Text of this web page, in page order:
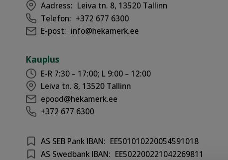
Aadress: Leiva tn. 8, 13520 Tallinn
Telefon: +372 677 6300
E-post: info@hekamerk.ee
Kauplus
E-R 7:30 – 17:00; L 9:00 – 12:00
Leiva tn. 8, 13520 Tallinn
epood@hekamerk.ee
+372 677 6300
AS SEB Pank IBAN: EE501010220054591018
AS Swedbank IBAN: EE502200221042269811